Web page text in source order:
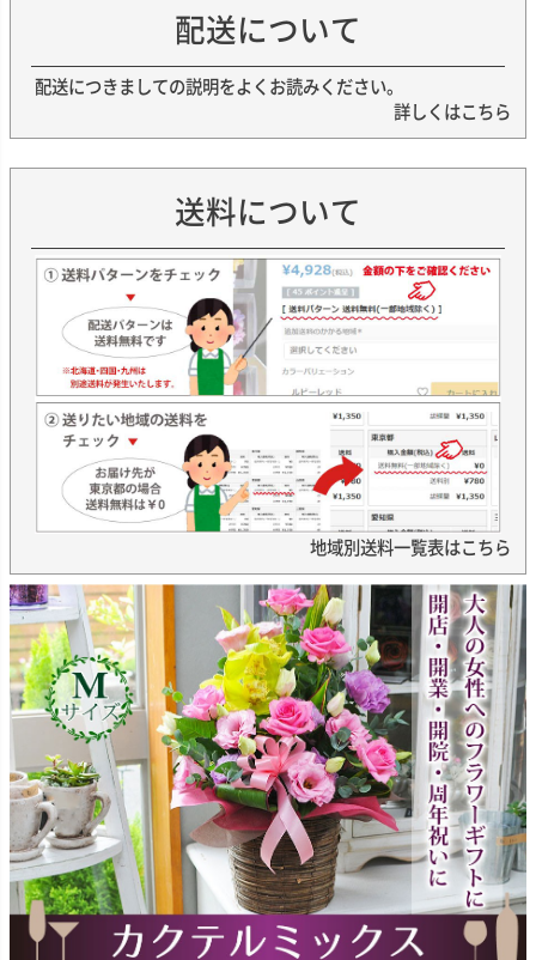
配送について
配送につきましての説明をよくお読みください。
詳しくはこちら
送料について
地域別送料一覧表はこちら